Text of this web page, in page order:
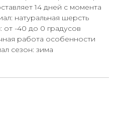
14 дней с момента
натуральная шерсть
от -40 до 0 градусов
работа особенности
сезон: зима